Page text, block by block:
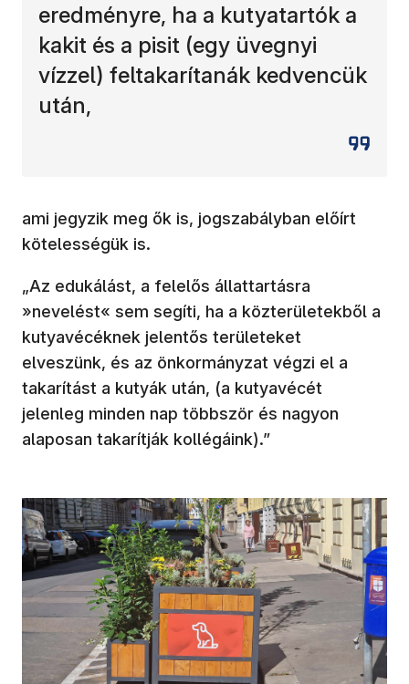
eredményre, ha a kutyatartók a
kakit és a pisit (egy üvegnyi
vízzel) feltakarítanák kedvencük
után,
ami jegyzik meg ők is, jogszabályban előírt
kötelességük is.
„Az edukálást, a felelős állattartásra
»nevelést« sem segíti, ha a közterületekből a
kutyavécéknek jelentős területeket
elveszünk, és az önkormányzat végzi el a
takarítást a kutyák után, (a kutyavécét
jelenleg minden nap többször és nagyon
alaposan takarítják kollégáink).”